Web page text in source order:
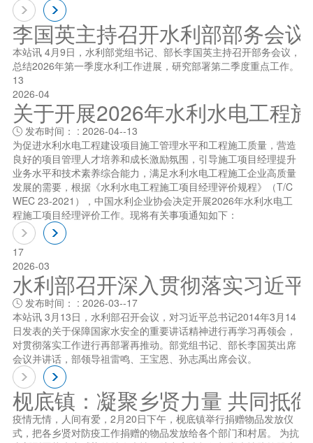
李国英主持召开水利部部务会议
本站讯 4月9日，水利部党组书记、部长李国英主持召开部务会议，
总结2026年第一季度水利工作进展，研究部署第二季度重点工作。
13
2026-04
关于开展2026年水利水电工程
发布时间： : 2026-04--13
为促进水利水电工程建设项目施工管理水平和工程施工质量，营造
良好的项目管理人才培养和成长激励氛围，引导施工项目经理提升
业务水平和技术素养综合能力，满足水利水电工程施工企业高质量
发展的需要，根据《水利水电工程施工项目经理评价规程》（T/C
WEC 23-2021），中国水利企业协会决定开展2026年水利水电工
程施工项目经理评价工作。现将有关事项通知如下：
17
2026-03
水利部召开深入贯彻落实习近
发布时间： : 2026-03--17
本站讯 3月13日，水利部召开会议，对习近平总书记2014年3月14
日发表的关于保障国家水安全的重要讲话精神进行再学习再领会，
对贯彻落实工作进行再部署再推动。部党组书记、部长李国英出席
会议并讲话，部领导祖雷鸣、王宝恩、孙志禹出席会议。
枧底镇：凝聚乡贤力量 共同抵
疫情无情，人间有爱，2月20日下午，枧底镇举行捐赠物品发放仪
式，把各乡贤对防疫工作捐赠的物品发放给各个部门和村居。 为抗